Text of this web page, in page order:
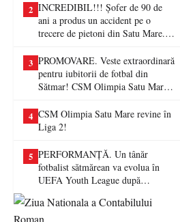
2 INCREDIBIL!!! Șofer de 90 de
ani a produs un accident pe o
trecere de pietoni din Satu Mare. O
3 PROMOVARE. Veste extraordinară
pentru iubitorii de fotbal din
Sătmar! CSM Olimpia Satu Mare
4 CSM Olimpia Satu Mare revine în
Liga 2!
5 PERFORMANȚĂ. Un tânăr
fotbalist sătmărean va evolua în
UEFA Youth League după